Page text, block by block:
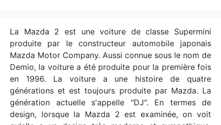
La Mazda 2 est une voiture de classe Supermini
produite par le constructeur automobile japonais
Mazda Motor Company. Aussi connue sous le nom de
Demio, la voiture a été produite pour la première fois
en 1996. La voiture a une histoire de quatre
générations et est toujours produite par Mazda. La
génération actuelle s'appelle "DJ". En termes de
design, lorsque la Mazda 2 est examinée, on voit